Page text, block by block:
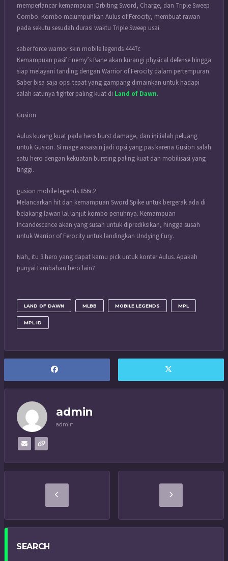
memperlancar kemampuan Orbiting Sword, Charge, dan Triple Sweep
Combo. Kombo melumpuhkan Aulus of Ferocity, membuat rawan
pada sekutu sesudah durasi waktu Triple Sweep usai.
saber force warrior skin mobile legends 4447c
Kemampuan pasif Enemy’s Bane akan kurangi physical defense hingga
siap melayani tanding dengan Warrior of Ferocity dalam pertempuran.
Saber bisa saja opsi tepat yang gampang dimainkan untuk hadapi
salah satunya fighter paling kuat di Land of Dawn.
Gusion
Aulus kurang kuat pada hero burst damage, dan ini ialah peluang
untuk Gusion. Si mage assassin jadi opsi yang pas karena Gusion salah
satu hero dengan kekuatan bursting paling kuat dan mobilisasi yang
tinggi.
gusion mobile legends 856c2
Melancarkan hit dan kemampuan Sword Spike untuk bergerak ada di
belakang lawan lal lanjut kombo penuhnya. Kemampuan
Incandescence akan yang susah untuk diprediksikan, hingga susah
untuk Warrior of Ferocity untuk landingkan Undying Fury.
Nah, itu 3 hero yang dapat kamu pick untuk konter Aulus. Apakah
punyai tambahan hero lain?
LAND OF DAWN MLBB MOBILE LEGENDS MPL
MPL ID
admin
admin
SEARCH